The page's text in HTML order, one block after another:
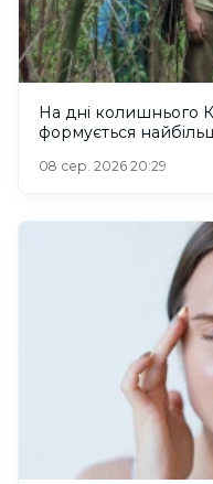
На дні колишнього
формується
08 сер. 2026 20:29